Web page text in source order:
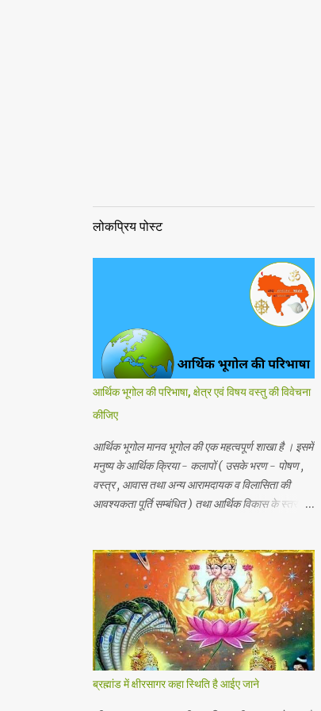
लोकप्रिय पोस्ट
आर्थिक भूगोल की परिभाषा, क्षेत्र एवं विषय वस्तु की विवेचना
कीजिए
आर्थिक भूगोल मानव भूगोल की एक महत्वपूर्ण शाखा है । इसमें
मनुष्य के आर्थिक क्रिया - कलापों ( उसके भरण - पोषण ,
वस्त्र , आवास तथा अन्य आरामदायक व विलासिता की
आवश्यकता पूर्ति सम्बंधित ) तथा आर्थिक विकास के स्तर का
भिन्नता होती है, अतः इनका पारस्परिक सम्बन्ध भी भिन्न होता
है, जिसके आर्थिक भूगोल के अंतर्गत इन्ही क्षेत्रीय आर्थिक
भिन्नताओ का अध्ययन किया जाता है। आर्थिक भूगोल की
कुछ विद्वानों ने निम्नलिखित प्रमुख परिभाषाएं दी है। 1.प्रो .
ब्राउन के शब्दों में - आर्थिक भूगोल की वह शाखा है जिसमें
प्राकृतिक वातावरण ( जड़ और चेतन ) के मनुष्य की आर्थिक
क्रियाओं पर पड़ने वाले प्रभावों का अध्ययन होता है। 2.
रूरबैक के शब्दों में - "आर्थिक भूगोल एक क्षेत्र के आर्थिक
ब्रह्मांड में क्षीरसागर कहा स्थिति है आईए जाने